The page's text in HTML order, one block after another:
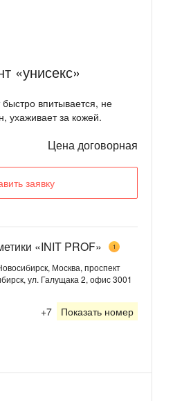
«унисекс»
впитывается, не
ухаживает за кожей.
Цена договорная
заявку
«INIT PROF» 1
Москва, проспект
ул. Галущака 2, офис 3001
+7 Показать номер